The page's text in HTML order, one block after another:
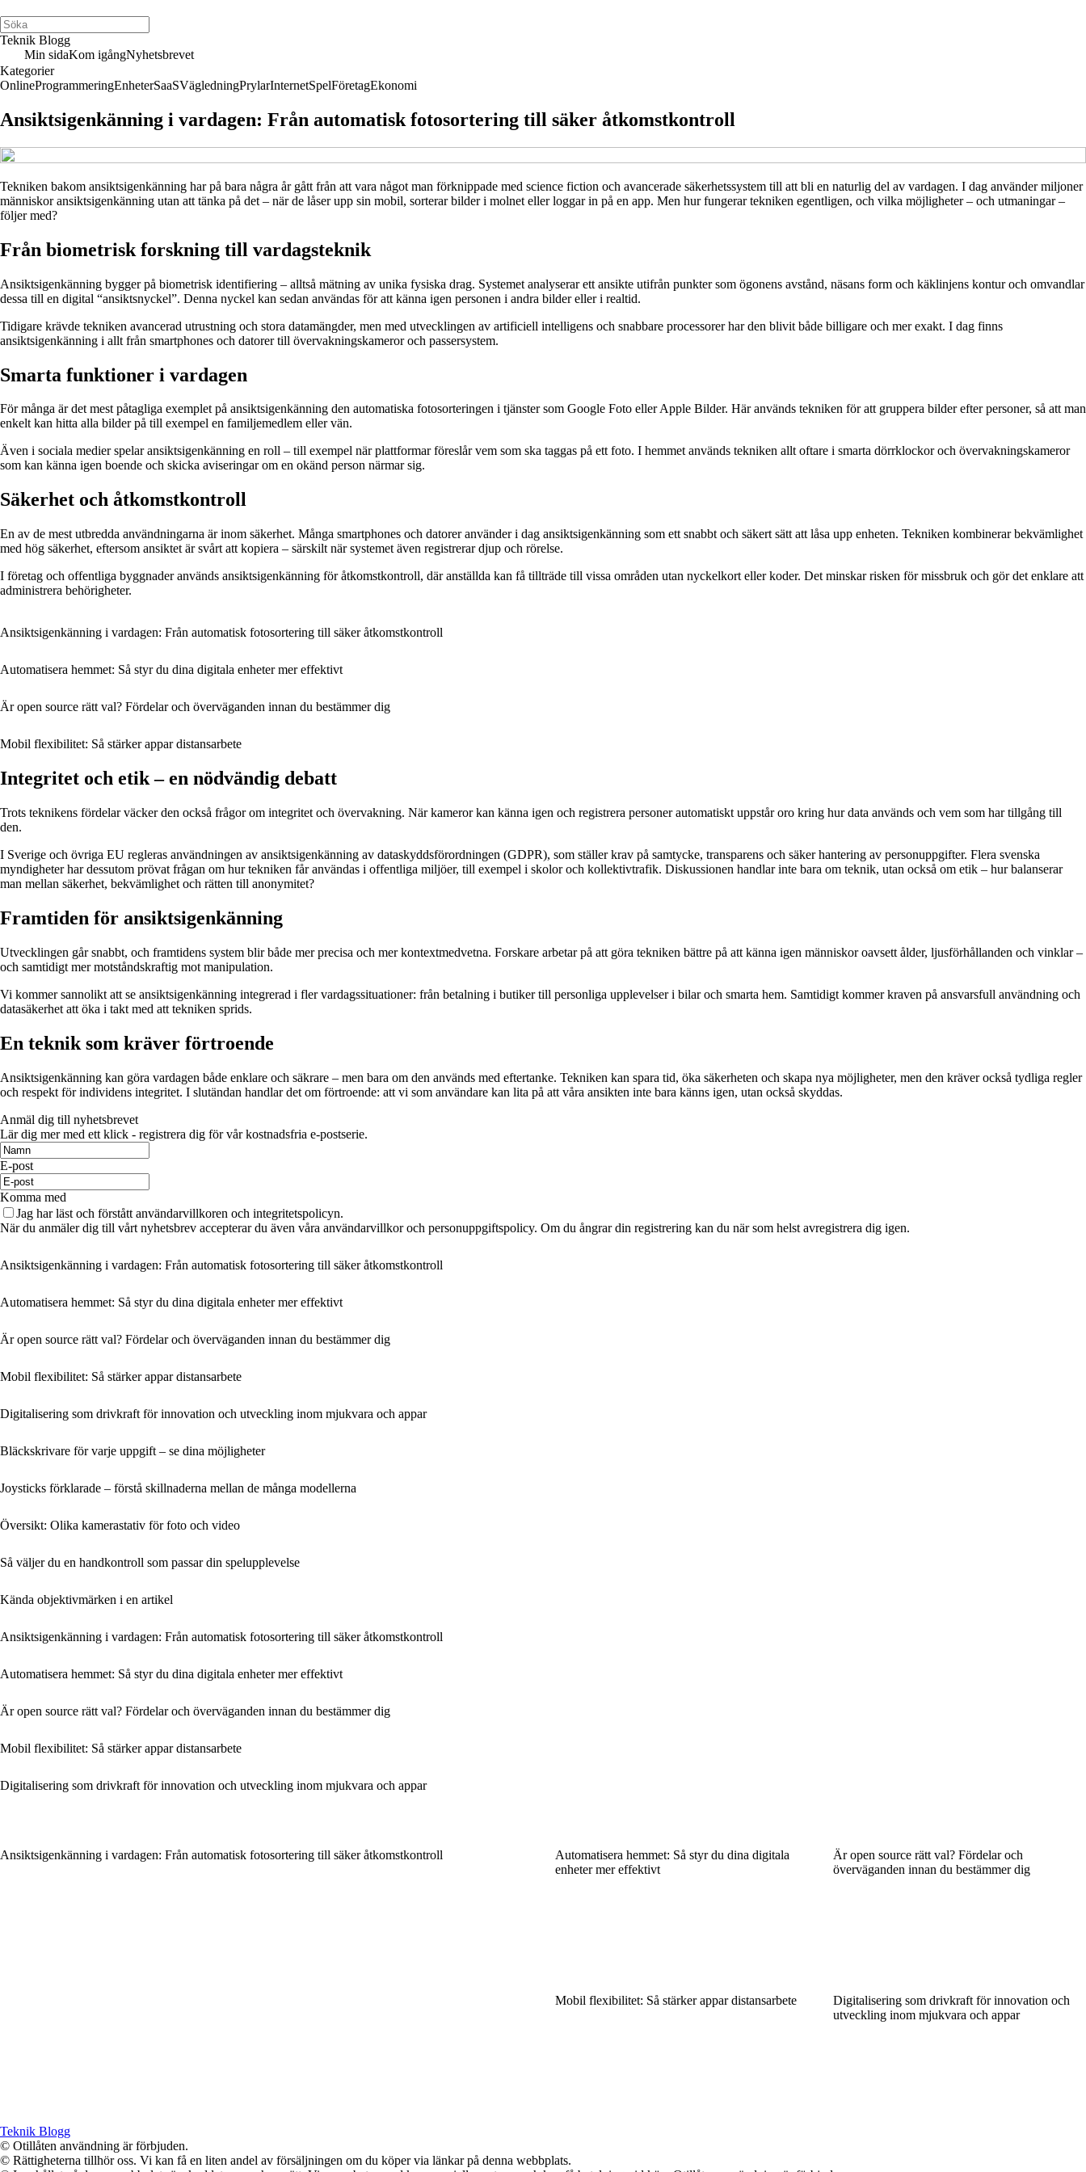
Teknik Blogg
Min sidaKom igångNyhetsbrevet
Kategorier
OnlineProgrammeringEnheterSaaSVägledningPrylarInternetSpelFöretagEkonomi
Ansiktsigenkänning i vardagen: Från automatisk fotosortering till säker åtkomstkontroll
Tekniken bakom ansiktsigenkänning har på bara några år gått från att vara något man förknippade med science fiction och avancerade säkerhetssystem till att bli en naturlig del av vardagen. I dag använder miljoner
människor ansiktsigenkänning utan att tänka på det – när de låser upp sin mobil, sorterar bilder i molnet eller loggar in på en app. Men hur fungerar tekniken egentligen, och vilka möjligheter – och utmaningar –
följer med?
Från biometrisk forskning till vardagsteknik
Ansiktsigenkänning bygger på biometrisk identifiering – alltså mätning av unika fysiska drag. Systemet analyserar ett ansikte utifrån punkter som ögonens avstånd, näsans form och käklinjens kontur och omvandlar
dessa till en digital “ansiktsnyckel”. Denna nyckel kan sedan användas för att känna igen personen i andra bilder eller i realtid.
Tidigare krävde tekniken avancerad utrustning och stora datamängder, men med utvecklingen av artificiell intelligens och snabbare processorer har den blivit både billigare och mer exakt. I dag finns
ansiktsigenkänning i allt från smartphones och datorer till övervakningskameror och passersystem.
Smarta funktioner i vardagen
För många är det mest påtagliga exemplet på ansiktsigenkänning den automatiska fotosorteringen i tjänster som Google Foto eller Apple Bilder. Här används tekniken för att gruppera bilder efter personer, så att man
enkelt kan hitta alla bilder på till exempel en familjemedlem eller vän.
Även i sociala medier spelar ansiktsigenkänning en roll – till exempel när plattformar föreslår vem som ska taggas på ett foto. I hemmet används tekniken allt oftare i smarta dörrklockor och övervakningskameror
som kan känna igen boende och skicka aviseringar om en okänd person närmar sig.
Säkerhet och åtkomstkontroll
En av de mest utbredda användningarna är inom säkerhet. Många smartphones och datorer använder i dag ansiktsigenkänning som ett snabbt och säkert sätt att låsa upp enheten. Tekniken kombinerar bekvämlighet
med hög säkerhet, eftersom ansiktet är svårt att kopiera – särskilt när systemet även registrerar djup och rörelse.
I företag och offentliga byggnader används ansiktsigenkänning för åtkomstkontroll, där anställda kan få tillträde till vissa områden utan nyckelkort eller koder. Det minskar risken för missbruk och gör det enklare att
administrera behörigheter.
Ansiktsigenkänning i vardagen: Från automatisk fotosortering till säker åtkomstkontroll
Automatisera hemmet: Så styr du dina digitala enheter mer effektivt
Är open source rätt val? Fördelar och överväganden innan du bestämmer dig
Mobil flexibilitet: Så stärker appar distansarbete
Integritet och etik – en nödvändig debatt
Trots teknikens fördelar väcker den också frågor om integritet och övervakning. När kameror kan känna igen och registrera personer automatiskt uppstår oro kring hur data används och vem som har tillgång till
den.
I Sverige och övriga EU regleras användningen av ansiktsigenkänning av dataskyddsförordningen (GDPR), som ställer krav på samtycke, transparens och säker hantering av personuppgifter. Flera svenska
myndigheter har dessutom prövat frågan om hur tekniken får användas i offentliga miljöer, till exempel i skolor och kollektivtrafik. Diskussionen handlar inte bara om teknik, utan också om etik – hur balanserar
man mellan säkerhet, bekvämlighet och rätten till anonymitet?
Framtiden för ansiktsigenkänning
Utvecklingen går snabbt, och framtidens system blir både mer precisa och mer kontextmedvetna. Forskare arbetar på att göra tekniken bättre på att känna igen människor oavsett ålder, ljusförhållanden och vinklar –
och samtidigt mer motståndskraftig mot manipulation.
Vi kommer sannolikt att se ansiktsigenkänning integrerad i fler vardagssituationer: från betalning i butiker till personliga upplevelser i bilar och smarta hem. Samtidigt kommer kraven på ansvarsfull användning och
datasäkerhet att öka i takt med att tekniken sprids.
En teknik som kräver förtroende
Ansiktsigenkänning kan göra vardagen både enklare och säkrare – men bara om den används med eftertanke. Tekniken kan spara tid, öka säkerheten och skapa nya möjligheter, men den kräver också tydliga regler
och respekt för individens integritet. I slutändan handlar det om förtroende: att vi som användare kan lita på att våra ansikten inte bara känns igen, utan också skyddas.
Anmäl dig till nyhetsbrevet
Lär dig mer med ett klick - registrera dig för vår kostnadsfria e-postserie.
E-post
Komma med
Jag har läst och förstått användarvillkoren och integritetspolicyn.
När du anmäler dig till vårt nyhetsbrev accepterar du även våra användarvillkor och personuppgiftspolicy. Om du ångrar din registrering kan du när som helst avregistrera dig igen.
Ansiktsigenkänning i vardagen: Från automatisk fotosortering till säker åtkomstkontroll
Automatisera hemmet: Så styr du dina digitala enheter mer effektivt
Är open source rätt val? Fördelar och överväganden innan du bestämmer dig
Mobil flexibilitet: Så stärker appar distansarbete
Digitalisering som drivkraft för innovation och utveckling inom mjukvara och appar
Bläckskrivare för varje uppgift – se dina möjligheter
Joysticks förklarade – förstå skillnaderna mellan de många modellerna
Översikt: Olika kamerastativ för foto och video
Så väljer du en handkontroll som passar din spelupplevelse
Kända objektivmärken i en artikel
Ansiktsigenkänning i vardagen: Från automatisk fotosortering till säker åtkomstkontroll
Automatisera hemmet: Så styr du dina digitala enheter mer effektivt
Är open source rätt val? Fördelar och överväganden innan du bestämmer dig
Mobil flexibilitet: Så stärker appar distansarbete
Digitalisering som drivkraft för innovation och utveckling inom mjukvara och appar
Ansiktsigenkänning i vardagen: Från automatisk fotosortering till säker åtkomstkontroll
Automatisera hemmet: Så styr du dina digitala
enheter mer effektivt
Är open source rätt val? Fördelar och
överväganden innan du bestämmer dig
Mobil flexibilitet: Så stärker appar distansarbete
Digitalisering som drivkraft för innovation och
utveckling inom mjukvara och appar
Teknik Blogg
© Otillåten användning är förbjuden.
© Rättigheterna tillhör oss. Vi kan få en liten andel av försäljningen om du köper via länkar på denna webbplats.